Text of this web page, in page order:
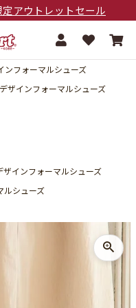
定アウトレットセール
ンフォーマルシューズ
ザインフォーマルシューズ
ザインフォーマルシューズ
ルシューズ